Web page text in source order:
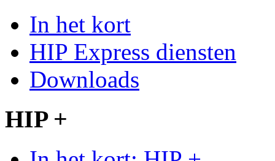
In het kort
HIP Express diensten
Downloads
HIP +